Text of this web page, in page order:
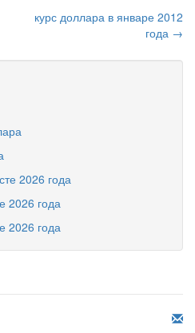
курс доллара в январе 2012
года →
2026 года
2026 года
2026 года